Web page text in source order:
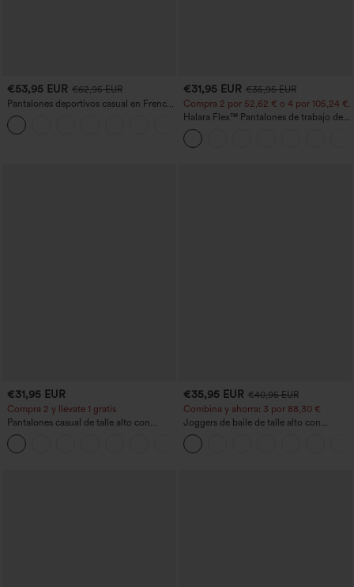
€53,95 EUR €62,95 EUR
Pantalones deportivos casual en French
terry con estampado denim, tiro medio,
estilo jeans y bolsillos
€31,95 EUR €35,95 EUR
Compra 2 por 52,62 € o 4 por 105,24 €.
Halara Flex™ Pantalones de trabajo de
talle alto, moldeadores del cuerpo, que
estilizan la cintura, con bolsillos, de
pierna ancha en micro‑waffle
€31,95 EUR
Compra 2 y llévate 1 gratis
Pantalones casual de talle alto con
cordón, pernera ancha, en mezcla de
lino y con bolsillos
€35,95 EUR €40,95 EUR
Combina y ahorra: 3 por 88,30 €
Joggers de baile de talle alto con
cordón, fruncidos, corte cónico, secado
rápido, tacto fresco y bolsillos - UPF40+